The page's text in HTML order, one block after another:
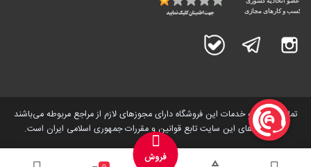
اینستاگرام تلگرام
تمامی کالاها و خدمات این فروشگاه دارای مجوز‌های لازم از مراجع مربوطه می‌باشند
و فعالیت های این سایت تابع قوانین و مقررات جمهوری اسلامی ایران است.
فروش